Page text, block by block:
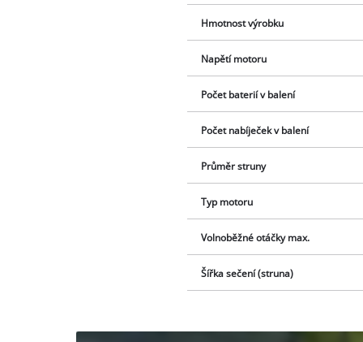
Hmotnost výrobku
Napětí motoru
Počet baterií v balení
Počet nabíječek v balení
Průměr struny
Typ motoru
Volnoběžné otáčky max.
Šířka sečení (struna)